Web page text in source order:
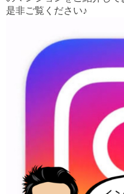
是非ご覧ください♪